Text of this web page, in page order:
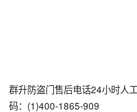
群升防盗门售后电话24小时人
码：(1)400-1865-909